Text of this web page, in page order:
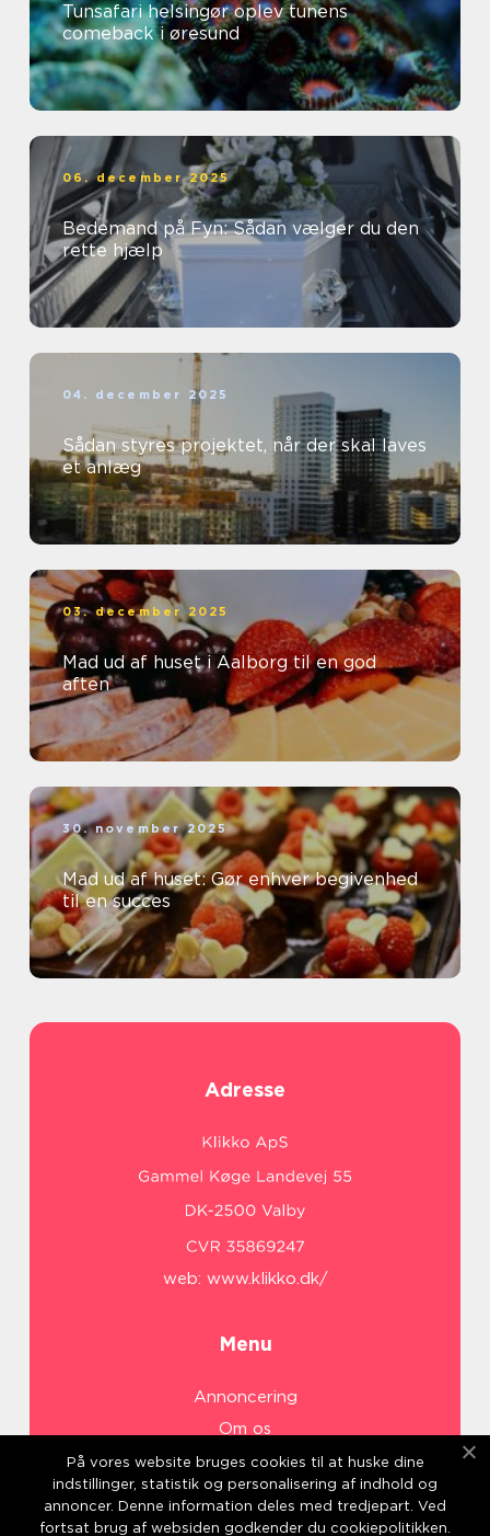
Tunsafari helsingør oplev tunens
comeback i øresund
06. december 2025
Bedemand på Fyn: Sådan vælger du den
rette hjælp
04. december 2025
Sådan styres projektet, når der skal laves
et anlæg
03. december 2025
Mad ud af huset i Aalborg til en god
aften
30. november 2025
Mad ud af huset: Gør enhver begivenhed
til en succes
Adresse
web: www.klikko.dk/
Menu
Annoncering
Om os
Cookies
Kontakt os
Sitemap
På vores website bruges cookies til at huske dine
indstillinger, statistik og personalisering af indhold og
annoncer. Denne information deles med tredjepart. Ved
fortsat brug af websiden godkender du cookiepolitikken.